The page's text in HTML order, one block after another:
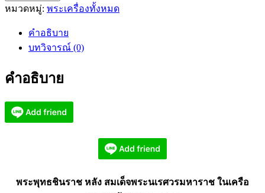
ชิน
สมเด็จ
นเรศวร
AC2371
ชิ้น
หมวดหมู่: พระเครื่องทั้งหมด
คำอธิบาย
บทวิจารณ์ (0)
คำอธิบาย
พระพุทธชินราช หลัง สมเด็จพระนเรศวรมหาราช ในเครือ